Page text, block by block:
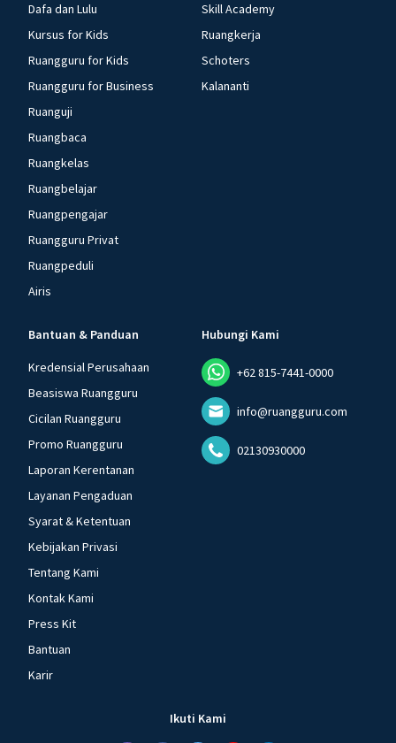
Dafa dan Lulu
Kursus for Kids
Ruangguru for Kids
Ruangguru for Business
Ruanguji
Ruangbaca
Ruangkelas
Ruangbelajar
Ruangpengajar
Ruangguru Privat
Ruangpeduli
Airis
Skill Academy
Ruangkerja
Schoters
Kalananti
Bantuan & Panduan
Kredensial Perusahaan
Beasiswa Ruangguru
Cicilan Ruangguru
Promo Ruangguru
Laporan Kerentanan
Layanan Pengaduan
Syarat & Ketentuan
Kebijakan Privasi
Tentang Kami
Kontak Kami
Press Kit
Bantuan
Karir
Hubungi Kami
+62 815-7441-0000
info@ruangguru.com
02130930000
Ikuti Kami